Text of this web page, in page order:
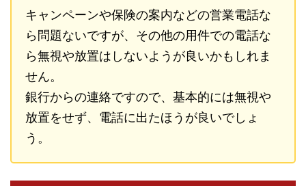
キャンペーンや保険の案内などの営業電話な
ら問題ないですが、その他の用件での電話な
ら無視や放置はしないようが良いかもしれま
せん。
銀行からの連絡ですので、基本的には無視や
放置をせず、電話に出たほうが良いでしょ
う。